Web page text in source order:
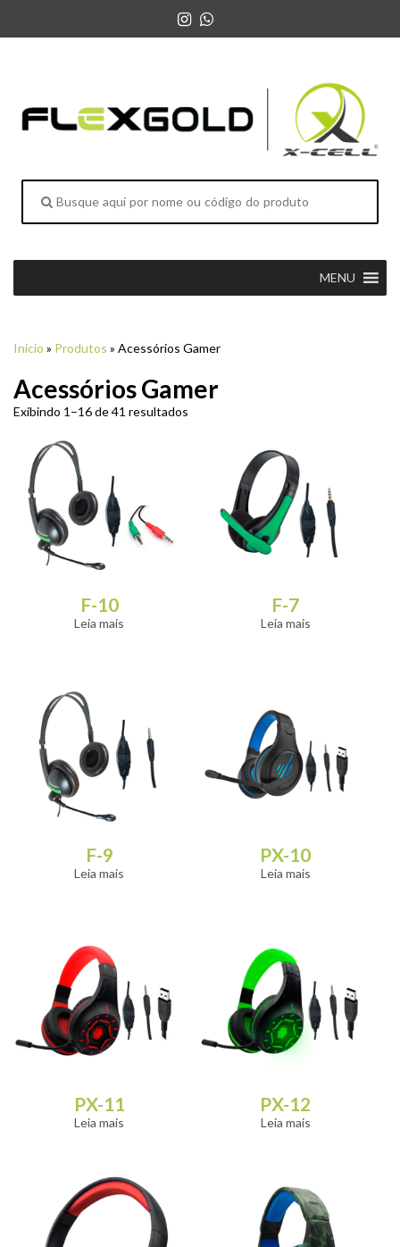
MENU
Início » Produtos » Acessórios Gamer
Acessórios Gamer
Exibindo 1–16 de 41 resultados
F-10
Leia mais
F-7
Leia mais
F-9
Leia mais
PX-10
Leia mais
PX-11
Leia mais
PX-12
Leia mais